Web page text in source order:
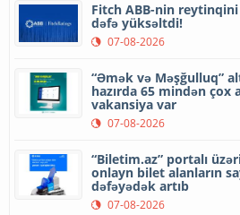
Fitch ABB-nin
dəfə yüksəltdi!
07-08-2026
“Əmək və Məşğulluq”
hazırda 65 mindən çox
vakansiya var
07-08-2026
“Biletim.az” portalı
onlayn bilet alanların
dəfəyədək artıb
07-08-2026